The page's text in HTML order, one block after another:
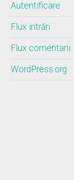
Autentificare
Flux intrări
Flux comentarii
WordPress.org